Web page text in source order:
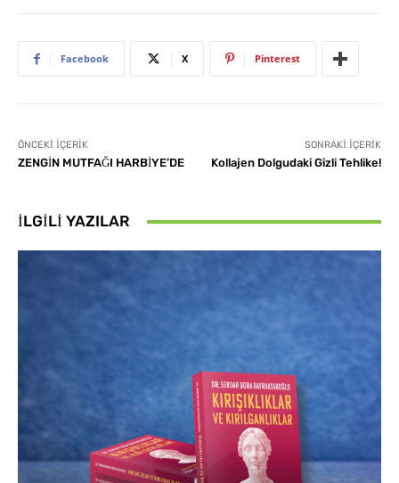
Facebook X Pinterest
ÖNCEKI İÇERIK
ZENGİN MUTFAĞI HARBİYE’DE
SONRAKI İÇERIK
Kollajen Dolgudaki Gizli Tehlike!
İLGILI YAZILAR